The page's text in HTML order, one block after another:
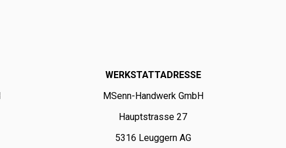
WERKSTATTADRESSE
MSenn-Handwerk GmbH
Hauptstrasse 27
5316 Leuggern AG